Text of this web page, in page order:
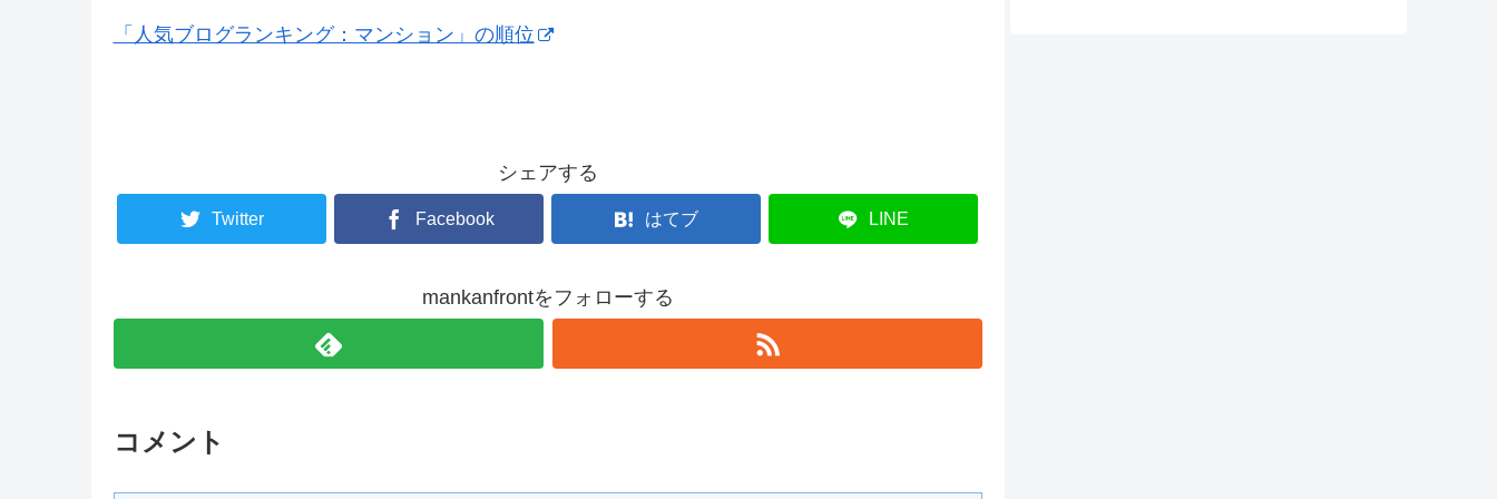
「人気ブログランキング：マンション」の順位
シェアする
Twitter Facebook はてブ LINE
mankanfrontをフォローする
コメント